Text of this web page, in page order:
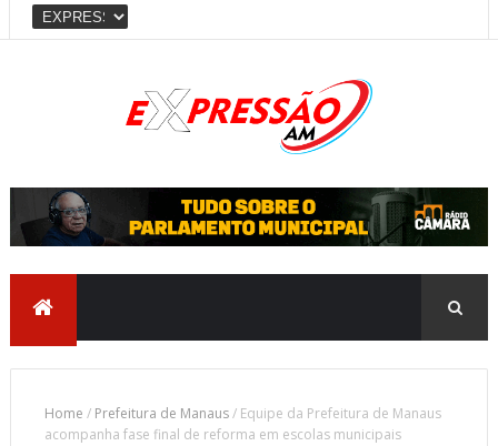
Home / Prefeitura de Manaus/ Equipe da Prefeitura de Manaus
acompanha fase final de reforma em escolas municipais